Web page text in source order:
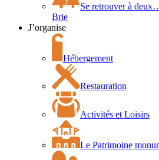
Se retrouver à
Brie
J’organise
Hébergement
Restauration
Activités et Loisirs
Le Patrimoine